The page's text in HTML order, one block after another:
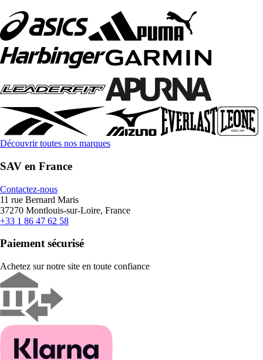
Découvrir toutes nos marques
SAV en France
Contactez-nous
11 rue Bernard Maris
37270 Montlouis-sur-Loire, France
+33 1 86 47 62 58
Paiement sécurisé
Achetez sur notre site en toute confiance